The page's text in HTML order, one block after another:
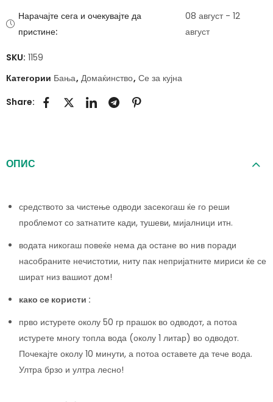
Нарачајте сега и очекувајте да
пристине:
08 август - 12
август
SKU: 1159
Категории Бања, Домаќинство, Се за кујна
Share:
ОПИС
средството за чистење одводи засекогаш ќе го реши
проблемот со затнатите кади, тушеви, мијалници итн.
водата никогаш повеќе нема да остане во нив поради
насобраните нечистотии, ниту пак непријатните мириси ќе се
шират низ вашиот дом!
како се користи :
прво истурете околу 50 гр прашок во одводот, а потоа
истурете многу топла вода (околу 1 литар) во одводот.
Почекајте околу 10 минути, а потоа оставете да тече вода.
Ултра брзо и ултра лесно!